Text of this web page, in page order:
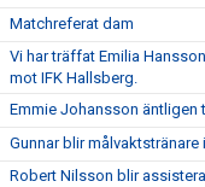
Matchreferat dam
Vi har träffat Emilia
mot IFK Hallsberg.
Emmie Johansson äntligen
Gunnar blir målvaktstränare
Robert Nilsson blir